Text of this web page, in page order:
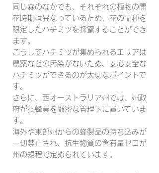
同じ森のなかでも、それぞれの植物の開
花時期は異なっているため、花の品種を
限定したハチミツを採蜜することができ
ます。
こうしてハチミツが集められるエリアは
農薬などの汚染がないため、安心安全な
ハチミツができるのが大切なポイントで
す。
さらに、西オーストラリア州では、州政
府が養蜂業を厳密な管理下に置いていま
す。
海外や東部州からの蜂製品の持ち込みが
一切禁止され、抗生物質の含有量ゼロが
州の規程で定められています。